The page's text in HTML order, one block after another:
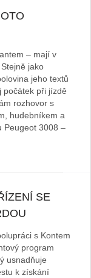
– mají v
jako
jeho textů
počátek při jízdě
rozhovor s
hudebníkem a
Peugeot 3008 –
SE
s Kontem
program
usnadňuje
k získání